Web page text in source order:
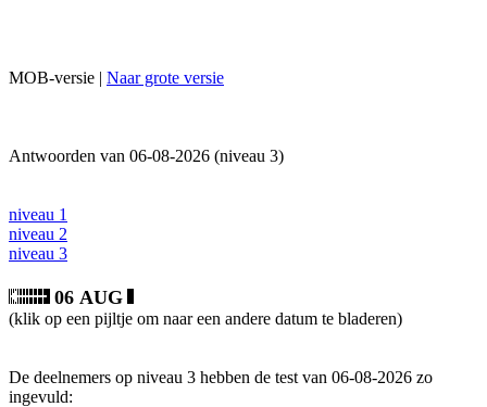
MOB-versie | Naar grote versie
Antwoorden van 06-08-2026 (niveau 3)
niveau 1
niveau 2
niveau 3
06 AUG
(klik op een pijltje om naar een andere datum te bladeren)
De deelnemers op niveau 3 hebben de test van 06-08-2026 zo
ingevuld: